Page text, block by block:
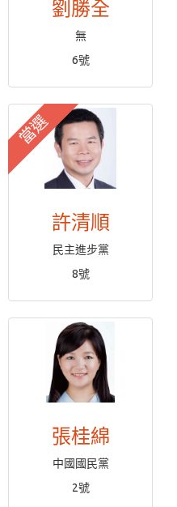
劉勝全
無
6號
當選
許清順
民主進步黨
8號
張桂綿
中國國民黨
2號